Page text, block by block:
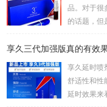
道具在使用
刺激和捆绑
品。对于很
的话题，但
事时间方面
然后轻轻
点对我来说
备，而是一
享久三代加强版真的有效
享久延时喷
舒适性和性
延时效果来